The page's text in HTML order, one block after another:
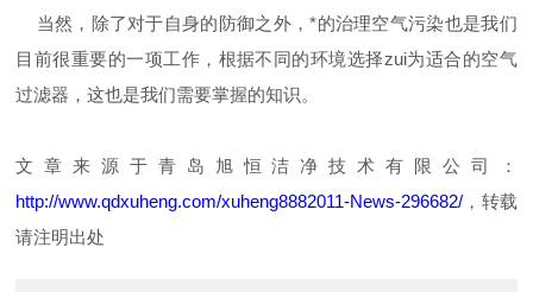
当然，除了对于自身的防御之外，*的治理空气污染也是我们
目前很重要的一项工作，根据不同的环境选择zui为适合的空气
过滤器，这也是我们需要掌握的知识。
文章来源于青岛旭恒洁净技术有限公司：
http://www.qdxuheng.com/xuheng8882011-News-296682/ ，转载
请注明出处